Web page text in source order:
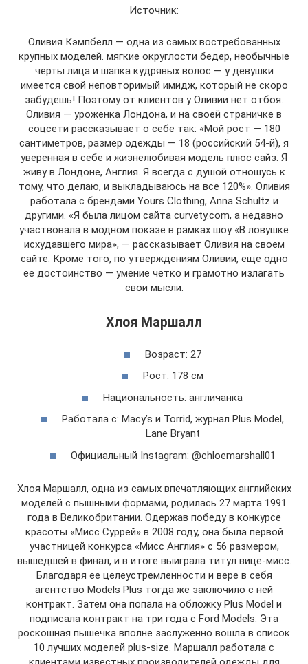
Источник:
Оливия Кэмпбелл — одна из самых востребованных
крупных моделей. мягкие округлости бедер, необычные
черты лица и шапка кудрявых волос — у девушки
имеется свой неповторимый имидж, который не скоро
забудешь! Поэтому от клиентов у Оливии нет отбоя.
Оливия — уроженка Лондона, и на своей страничке в
соцсети рассказывает о себе так: «Мой рост — 180
сантиметров, размер одежды — 18 (российский 54-й), я
уверенная в себе и жизнелюбивая модель плюс сайз. Я
живу в Лондоне, Англия. Я всегда с душой отношусь к
тому, что делаю, и выкладываюсь на все 120%». Оливия
работала с брендами Yours Clothing, Anna Schultz и
другими. «Я была лицом сайта curvety.com, а недавно
участвовала в модном показе в рамках шоу «В ловушке
исхудавшего мира», — рассказывает Оливия на своем
сайте. Кроме того, по утверждениям Оливии, еще одно
ее достоинство — умение четко и грамотно излагать
свои мысли.
Хлоя Маршалл
Возраст: 27
Рост: 178 см
Национальность: англичанка
Работала с: Macy’s и Torrid, журнал Plus Model,
Lane Bryant
Официальный Instagram: @chloemarshall01
Хлоя Маршалл, одна из самых впечатляющих английских
моделей с пышными формами, родилась 27 марта 1991
года в Великобритании. Одержав победу в конкурсе
красоты «Мисс Суррей» в 2008 году, она была первой
участницей конкурса «Мисс Англия» с 56 размером,
вышедшей в финал, и в итоге выиграла титул вице-мисс.
Благодаря ее целеустремленности и вере в себя
агентство Models Plus тогда же заключило с ней
контракт. Затем она попала на обложку Plus Model и
подписала контракт на три года с Ford Models. Эта
роскошная пышечка вполне заслуженно вошла в список
10 лучших моделей plus-size. Маршалл работала с